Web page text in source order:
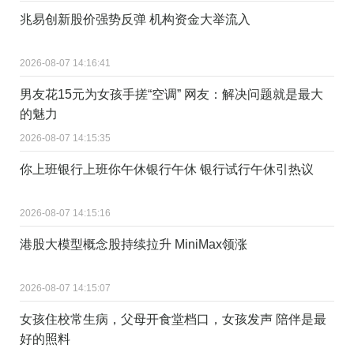
兆易创新股价强势反弹 机构资金大举流入
2026-08-07 14:16:41
男友花15元为女孩手搓“空调” 网友：解决问题就是最大
的魅力
2026-08-07 14:15:35
你上班银行上班你午休银行午休 银行试行午休引热议
2026-08-07 14:15:16
港股大模型概念股持续拉升 MiniMax领涨
2026-08-07 14:15:07
女孩住校常生病，父母开食堂档口，女孩发声 陪伴是最
好的照料